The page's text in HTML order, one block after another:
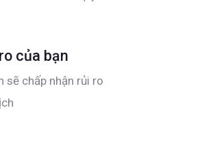
của bạn
sẽ chấp nhận rủi ro